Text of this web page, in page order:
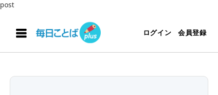
post
ログイン 会員登録